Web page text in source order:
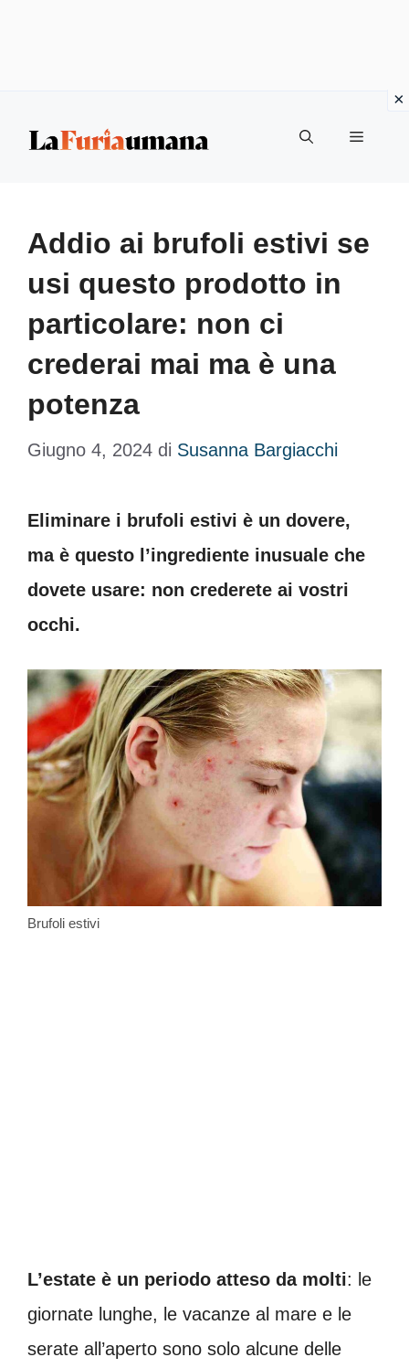
Menu
Addio ai brufoli estivi se
usi questo prodotto in
particolare: non ci
crederai mai ma è una
potenza
Giugno 4, 2024 di Susanna Bargiacchi
Eliminare i brufoli estivi è un dovere,
ma è questo l’ingrediente inusuale che
dovete usare: non crederete ai vostri
occhi.
Brufoli estivi
L’estate è un periodo atteso da molti: le
giornate lunghe, le vacanze al mare e le
serate all’aperto sono solo alcune delle